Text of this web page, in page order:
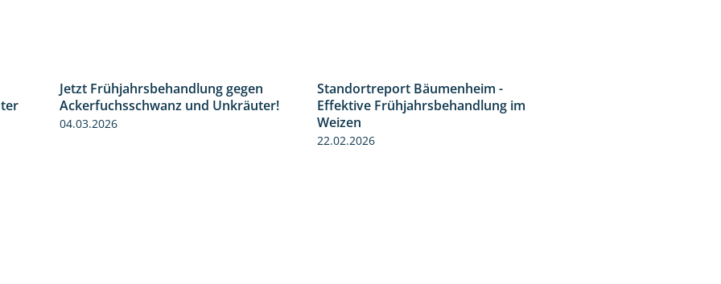
1:31 1:09
Jetzt Frühjahrsbehandlung gegen
Ackerfuchsschwanz und Unkräuter!
04.03.2026
4:20
Standortreport Bäumenheim -
Effektive Frühjahrsbehandlung im
Weizen
22.02.2026